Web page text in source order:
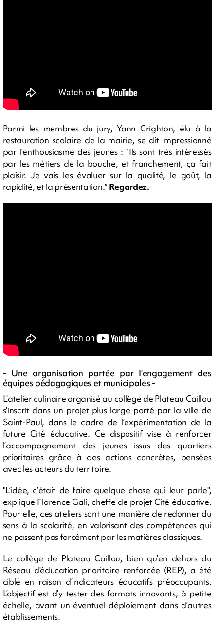
Parmi les membres du jury, Yann Crighton, élu à la
restauration scolaire de la mairie, se dit impressionné
par l’enthousiasme des jeunes : “Ils sont très intéressés
par les métiers de la bouche, et franchement, ça fait
plaisir. Je vais les évaluer sur la qualité, le goût, la
rapidité, et la présentation.” Regardez.
- Une organisation portée par l’engagement des
équipes pédagogiques et municipales -
L’atelier culinaire organisé au collège de Plateau Caillou
s’inscrit dans un projet plus large porté par la ville de
Saint-Paul, dans le cadre de l’expérimentation de la
future Cité éducative. Ce dispositif vise à renforcer
l’accompagnement des jeunes issus des quartiers
prioritaires grâce à des actions concrètes, pensées
avec les acteurs du territoire.
"L’idée, c’était de faire quelque chose qui leur parle",
explique Florence Gali, cheffe de projet Cité éducative.
Pour elle, ces ateliers sont une manière de redonner du
sens à la scolarité, en valorisant des compétences qui
ne passent pas forcément par les matières classiques.
Le collège de Plateau Caillou, bien qu’en dehors du
Réseau d'éducation prioritaire renforcée (REP), a été
ciblé en raison d’indicateurs éducatifs préoccupants.
L’objectif est d’y tester des formats innovants, à petite
échelle, avant un éventuel déploiement dans d’autres
établissements.